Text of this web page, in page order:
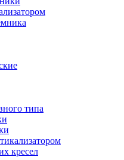
типа
кресел